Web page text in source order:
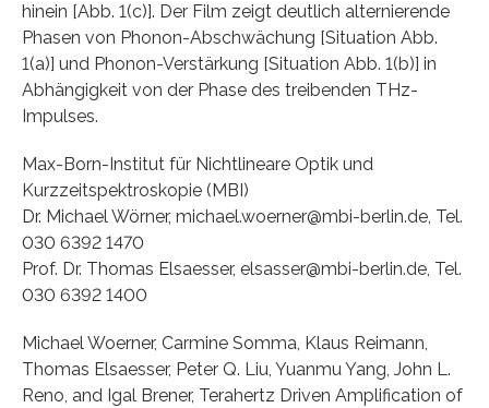
hinein [Abb. 1(c)]. Der Film zeigt deutlich alternierende
Phasen von Phonon-Abschwächung [Situation Abb.
1(a)] und Phonon-Verstärkung [Situation Abb. 1(b)] in
Abhängigkeit von der Phase des treibenden THz-
Impulses.
Max-Born-Institut für Nichtlineare Optik und
Kurzzeitspektroskopie (MBI)
Dr. Michael Wörner, michael.woerner@mbi-berlin.de, Tel.
030 6392 1470
Prof. Dr. Thomas Elsaesser, elsasser@mbi-berlin.de, Tel.
030 6392 1400
Michael Woerner, Carmine Somma, Klaus Reimann,
Thomas Elsaesser, Peter Q. Liu, Yuanmu Yang, John L.
Reno, and Igal Brener, Terahertz Driven Amplification of